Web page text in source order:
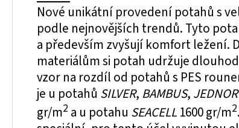
Nové unikátní provedení potahů s
podle nejnovějších trendů. Tyto
a především zvyšují komfort ležení.
materiálům si potah udržuje
vzor na rozdíl od potahů s PES
je u potahů SILVER, BAMBUS,
gr/m2 a u potahu SEACELL 1600 gr/m2